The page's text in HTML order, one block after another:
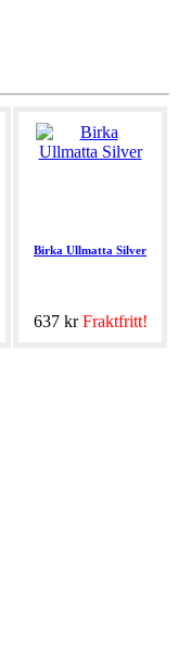
Birka Ullmatta Silver
637 krFraktfritt!